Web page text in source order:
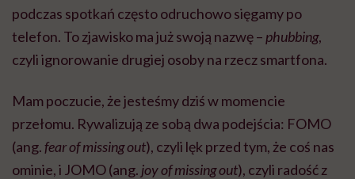
podczas spotkań często odruchowo sięgamy po
telefon. To zjawisko ma już swoją nazwę – phubbing,
czyli ignorowanie drugiej osoby na rzecz smartfona.
Mam poczucie, że jesteśmy dziś w momencie
przełomu. Rywalizują ze sobą dwa podejścia: FOMO
(ang.fear of missing out), czyli lęk przed tym, że coś nas
ominie, i JOMO (ang. joy of missing out), czyli radość z